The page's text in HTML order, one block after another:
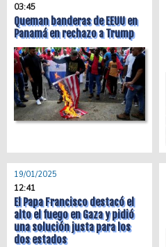
03:45
Queman banderas de EEUU en
Panamá en rechazo a Trump
19/01/2025
12:41
El Papa Francisco destacó el
alto el fuego en Gaza y pidió
una solución justa para los
dos estados